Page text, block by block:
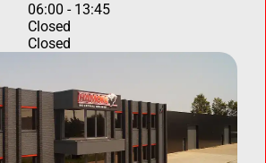
06:00 - 13:45
Closed
Closed